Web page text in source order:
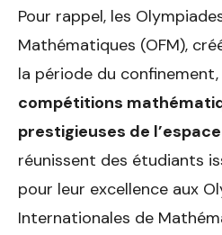
Pour rappel, les
Mathématiques (OFM),
la période du
compétitions
prestigieuses de
réunissent des étudiants
pour leur excellence aux
Internationales de